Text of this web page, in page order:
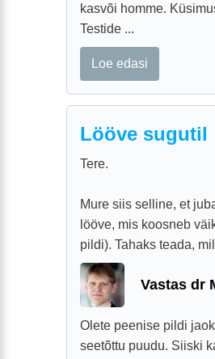
kasvõi homme.
Testide ...
Loe edasi
Lööve sugutil
Tere.
Mure siis selline, et
lööve, mis koosneb
pildi). Tahaks teada,
Vastas dr
Olete peenise pildi
seetõttu puudu. Siiski